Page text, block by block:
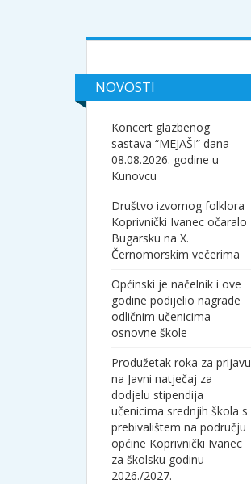
NOVOSTI
Koncert glazbenog
sastava “MEJAŠI” dana
08.08.2026. godine u
Kunovcu
Društvo izvornog folklora
Koprivnički Ivanec očaralo
Bugarsku na X.
Černomorskim večerima
Općinski je načelnik i ove
godine podijelio nagrade
odličnim učenicima
osnovne škole
Produžetak roka za prijavu
na Javni natječaj za
dodjelu stipendija
učenicima srednjih škola s
prebivalištem na području
općine Koprivnički Ivanec
za školsku godinu
2026./2027.